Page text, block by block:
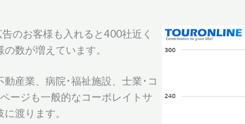
のお客様も入れると400社近く
数が増えています。
産業、病院･福祉施設、士業･コ
ージも一般的なコーポレイトサ
渡ります。